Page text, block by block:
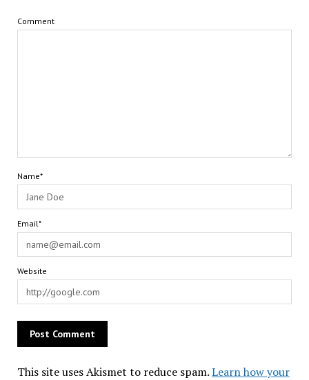
Comment
Name*
Email*
Website
This site uses Akismet to reduce spam.Learn how your